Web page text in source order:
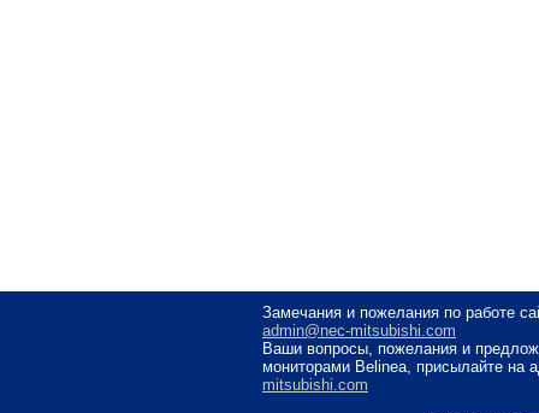
Замечания и пожелания по работе
admin@nec-mitsubishi.com
Ваши вопросы, пожелания и
мониторами Belinea, присылайте на
mitsubishi.com